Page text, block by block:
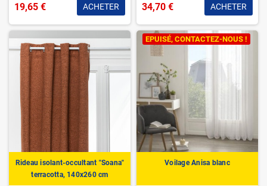
19,65 € ACHETER 34,70 € ACHETER
Rideau isolant-occultant "Soana"
terracotta, 140x260 cm
EPUISÉ, CONTACTEZ-NOUS !
Voilage Anisa blanc